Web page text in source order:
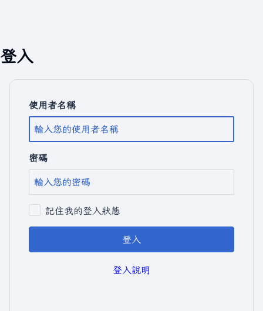
登入
使用者名稱
密碼
記住我的登入狀態
登入
登入說明